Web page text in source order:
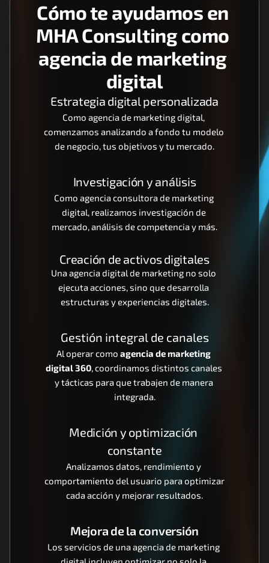
Cómo te ayudamos en
MHA Consulting como
agencia de marketing
digital
Estrategia digital personalizada
Como agencia de marketing digital,
comenzamos analizando a fondo tu modelo
de negocio, tus objetivos y tu mercado.
Investigación y análisis
Como agencia consultora de marketing
digital, realizamos investigación de
mercado, análisis de competencia y más.
Creación de activos digitales
Una agencia digital de marketing no solo
ejecuta acciones, sino que desarrolla
estructuras y experiencias digitales.
Gestión integral de canales
Al operar como agencia de marketing
digital 360, coordinamos distintos canales
y tácticas para que trabajen de manera
integrada.
Medición y optimización
constante
Analizamos datos, rendimiento y
comportamiento del usuario para optimizar
cada acción y mejorar resultados.
Mejora de la conversión
Los servicios de una agencia de marketing